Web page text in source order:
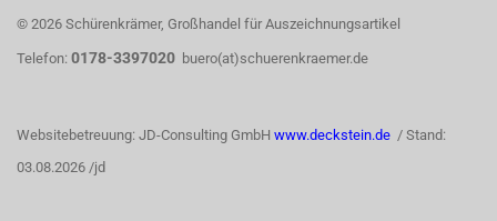
© 2026 Schürenkrämer, Großhandel für Auszeichnungsartikel
Telefon: 0178-3397020 buero(at)schuerenkraemer.de
Websitebetreuung: JD-Consulting GmbH www.deckstein.de / Stand:
03.08.2026 /jd